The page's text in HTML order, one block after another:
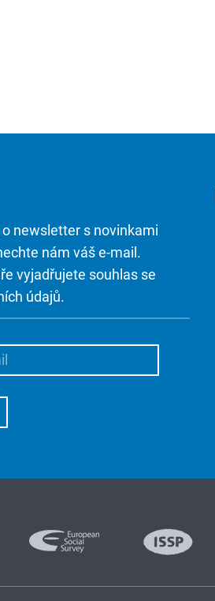
newsletter s novinkami
nám váš e-mail.
vyjadřujete souhlas se
údajů.